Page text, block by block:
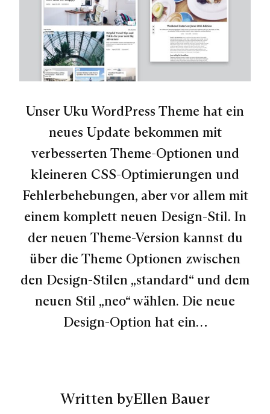
Unser Uku WordPress Theme hat ein
neues Update bekommen mit
verbesserten Theme-Optionen und
kleineren CSS-Optimierungen und
Fehlerbehebungen, aber vor allem mit
einem komplett neuen Design-Stil. In
der neuen Theme-Version kannst du
über die Theme Optionen zwischen
den Design-Stilen „standard“ und dem
neuen Stil „neo“ wählen. Die neue
Design-Option hat ein…
Written byEllen Bauer